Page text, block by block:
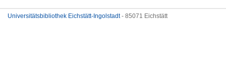
Universitätsbibliothek Eichstätt-Ingolstadt- 85071 Eichstätt